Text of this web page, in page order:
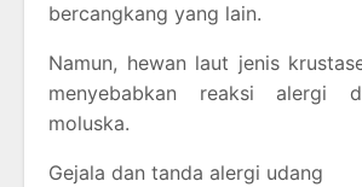
bercangkang yang lain.
Namun, hewan laut jenis
menyebabkan reaksi alergi
moluska.
Gejala dan tanda alergi udang